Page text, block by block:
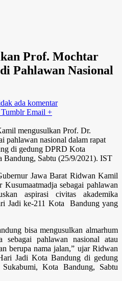
Prof. Mochtar
Pahlawan Nasional
ada komentar
Tumblr Email +
mengusulkan Prof. Dr.
pahlawan nasional dalam rapat
di gedung DPRD Kota
Bandung, Sabtu (25/9/2021). IST
Jawa Barat Ridwan Kamil
sebagai pahlawan
aspirasi civitas akademika
Jadi ke-211 Kota Bandung yang
bisa mengusulkan almarhum
sebagai pahlawan nasional atau
berupa nama jalan,” ujar Ridwan
Jadi Kota Bandung di gedung
Kota Bandung, Sabtu